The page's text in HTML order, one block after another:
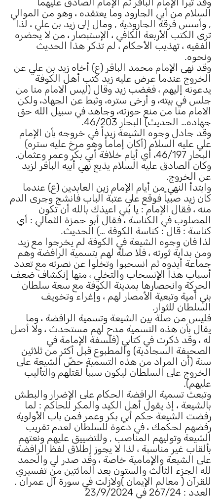
السلام من أبي الجارود وما يعتقده ، وهو من الموالي
, وأسس فرقة الجارودية , ومال إلى زيد بن علي ، لذا
ترى الكتب الأربعة الكافي ، الإستبصار ، من لا يحضره
الفقيه ، تهذيب الأحكام ، لم تذكر هذا الحديث
ونحوه.
وقد نهى الإمام محمد الباقر (ع) أخاه زيد بن علي عن
الخروج عندما عرض عليه زيد كتب أهل الكوفة
يدعونه إليهم ، فغضب زيد وقال (ليس الامام منا من
جلس في بيته، و أرخى ستره، وثبط عن الجهاد، ولكن
الامام منا من منع حوزته، وجاهد في سبيل الله حق
جهاده… الحديث) البحار 46/203.
وقد جادل وجوه الشيعة زيداً في خروجه بأن الإمام
علي عليه السلام (أكان إماماً وهو مرخ عليه ستره)
البحار 46/197، أي أيام خلافة أبي بكر وعمر وعثمان.
وكان الصادق عليه السلام يذيع نهي أبيه الباقر لزيد
عن الخروج.
وابتدأ النهي من أيام الإمام زين العابدين (ع) عندما
كان زيد صبياً فوقع على عتبة الباب فانشج وجرى الدم
منه ، فقال الإمام : يا بُني اعيذك بالله أن تكون
المصلوب في الكناسة ، فقال أبو حمزة الثمالي : أي
كناسة : قال : كناسة الكوفة …) الحديث.
لذا فان وجوه الشيعة في الكوفة لم يخرجوا مع زيد
ومن بداية ثورته ، فلا صلة لهم بتسمية الرافضة وهم
جماعة أيدوه ثم انسحبوا وتخلوا عن نصرته مع تعدد
أسباب هذا الإنسحاب والتخلي ، منها إنكشاف ضعف
الحركة وانحصارها بمدينة الكوفة مع سعة سلطان
بني أمية وتبعية الأمصار لهم ، وإغراء وتخويف
السلطان للثوار.
فليس من صلة بين الشيعة وتسمية الرافضة ، وما
يقال بأن هذه التسمية مدح لهم مستحدث ، ولا أصل
له ، وقد ذكرت في كتابي (فلسفة الإمامة في
الصحيفة السجادية) والمطبوع قبل أكثر من ثلاثين
سنة (أن المراد من هذه التسمية حضّ الشيعة على
الخروج على السلطان ليكون سبباً لقتلهم والتأليب
عليهم).
وتبعث تسمية الرافضة الحكام على الإضرار والبطش
بالشيعة ، إذ يقول أهل الكيد والمكر للحاكم : لما
رفضت الشيعة حكم أبي بكر وعمر فمن باب الأولوية
رفضهم لحكمك ، في دعوة للسلطان لعدم تقريب
الشيعة وتوليهم المناصب , وللتضييق عليهم ونعتهم
بألقاب غير مناسبة ، لذا لا يجوز إطلاق لفظ الرافضة
على الشيعة والإمامية خاصة ، وقد صدر لي والحمد
لله الجزء الثالث والستون بعد المائتين من تفسيري
للقرآن ( معالم الإيمان )ولازلت في سورة آل عمران .
العدد : 267/24 في 23/9/2024